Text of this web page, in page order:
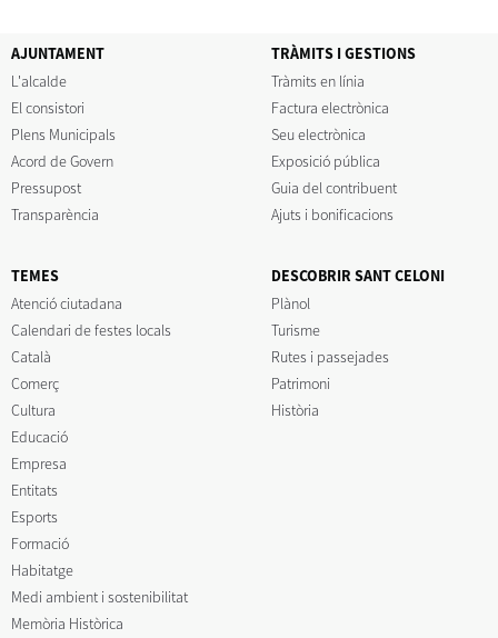
AJUNTAMENT
L'alcalde
El consistori
Plens Municipals
Acord de Govern
Pressupost
Transparència
TRÀMITS I GESTIONS
Tràmits en línia
Factura electrònica
Seu electrònica
Exposició pública
Guia del contribuent
Ajuts i bonificacions
TEMES
Atenció ciutadana
Calendari de festes locals
Català
Comerç
Cultura
Educació
Empresa
Entitats
Esports
Formació
Habitatge
Medi ambient i sostenibilitat
Memòria Històrica
DESCOBRIR SANT CELONI
Plànol
Turisme
Rutes i passejades
Patrimoni
Història